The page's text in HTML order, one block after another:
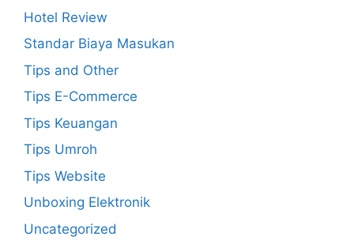
Hotel Review
Standar Biaya Masukan
Tips and Other
Tips E-Commerce
Tips Keuangan
Tips Umroh
Tips Website
Unboxing Elektronik
Uncategorized